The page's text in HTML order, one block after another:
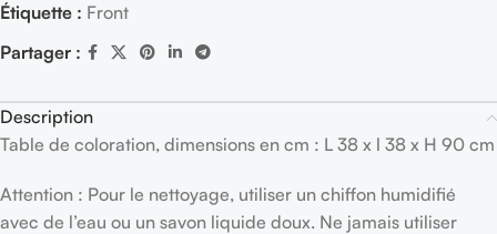
Étiquette : Front
Partager :
Description
Table de coloration, dimensions en cm : L 38 x l 38 x H 90 cm
Attention : Pour le nettoyage, utiliser un chiffon humidifié
avec de l’eau ou un savon liquide doux. Ne jamais utiliser